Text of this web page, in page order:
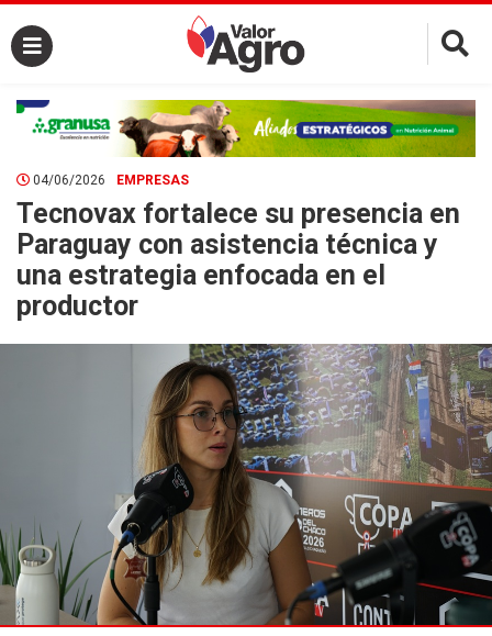
×
04/06/2026 EMPRESAS
Tecnovax fortalece su presencia en
Paraguay con asistencia técnica y
una estrategia enfocada en el
productor